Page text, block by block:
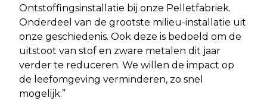
Ontstoffingsinstallatie bij onze Pelletfabriek.
Onderdeel van de grootste milieu-installatie uit
onze geschiedenis. Ook deze is bedoeld om de
uitstoot van stof en zware metalen dit jaar
verder te reduceren. We willen de impact op
de leefomgeving verminderen, zo snel
mogelijk.”